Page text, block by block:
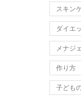
スキン
ダイエ
メナジ
作り方
子ども